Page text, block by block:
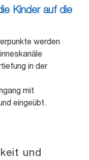
Kinder auf die
werden
in der
mit
eingeübt.
und